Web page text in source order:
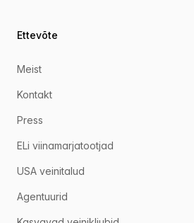
Ettevõte
Meist
Kontakt
Press
ELi viinamarjatootjad
USA veinitalud
Agentuurid